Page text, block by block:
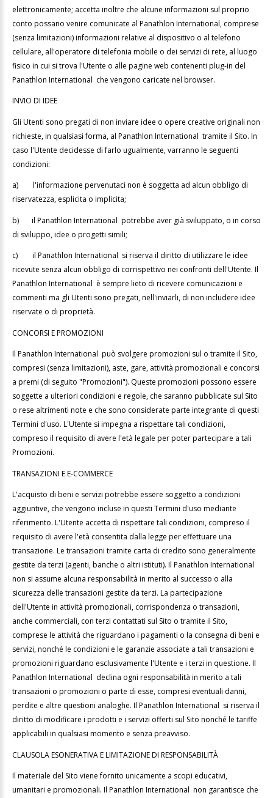
elettronicamente; accetta inoltre che alcune informazioni sul proprio
conto possano venire comunicate al Panathlon International, comprese
(senza limitazioni) informazioni relative al dispositivo o al telefono
cellulare, all'operatore di telefonia mobile o dei servizi di rete, al luogo
fisico in cui si trova l'Utente o alle pagine web contenenti plug-in del
Panathlon International che vengono caricate nel browser.
INVIO DI IDEE
Gli Utenti sono pregati di non inviare idee o opere creative originali non
richieste, in qualsiasi forma, al Panathlon International tramite il Sito. In
caso l'Utente decidesse di farlo ugualmente, varranno le seguenti
condizioni:
a) l'informazione pervenutaci non è soggetta ad alcun obbligo di
riservatezza, esplicita o implicita;
b) il Panathlon International potrebbe aver già sviluppato, o in corso
di sviluppo, idee o progetti simili;
c) il Panathlon International si riserva il diritto di utilizzare le idee
ricevute senza alcun obbligo di corrispettivo nei confronti dell'Utente. Il
Panathlon International è sempre lieto di ricevere comunicazioni e
commenti ma gli Utenti sono pregati, nell'inviarli, di non includere idee
riservate o di proprietà.
CONCORSI E PROMOZIONI
Il Panathlon International può svolgere promozioni sul o tramite il Sito,
compresi (senza limitazioni), aste, gare, attività promozionali e concorsi
a premi (di seguito "Promozioni"). Queste promozioni possono essere
soggette a ulteriori condizioni e regole, che saranno pubblicate sul Sito
o rese altrimenti note e che sono considerate parte integrante di questi
Termini d'uso. L'Utente si impegna a rispettare tali condizioni,
compreso il requisito di avere l'età legale per poter partecipare a tali
Promozioni.
TRANSAZIONI E E-COMMERCE
L'acquisto di beni e servizi potrebbe essere soggetto a condizioni
aggiuntive, che vengono incluse in questi Termini d'uso mediante
riferimento. L'Utente accetta di rispettare tali condizioni, compreso il
requisito di avere l'età consentita dalla legge per effettuare una
transazione. Le transazioni tramite carta di credito sono generalmente
gestite da terzi (agenti, banche o altri istituti). Il Panathlon International
non si assume alcuna responsabilità in merito al successo o alla
sicurezza delle transazioni gestite da terzi. La partecipazione
dell'Utente in attività promozionali, corrispondenza o transazioni,
anche commerciali, con terzi contattati sul Sito o tramite il Sito,
comprese le attività che riguardano i pagamenti o la consegna di beni e
servizi, nonché le condizioni e le garanzie associate a tali transazioni e
promozioni riguardano esclusivamente l'Utente e i terzi in questione. Il
Panathlon International declina ogni responsabilità in merito a tali
transazioni o promozioni o parte di esse, compresi eventuali danni,
perdite e altre questioni analoghe. Il Panathlon International si riserva il
diritto di modificare i prodotti e i servizi offerti sul Sito nonché le tariffe
applicabili in qualsiasi momento e senza preavviso.
CLAUSOLA ESONERATIVA E LIMITAZIONE DI RESPONSABILITÀ
Il materiale del Sito viene fornito unicamente a scopi educativi,
umanitari e promozionali. Il Panathlon International non garantisce che